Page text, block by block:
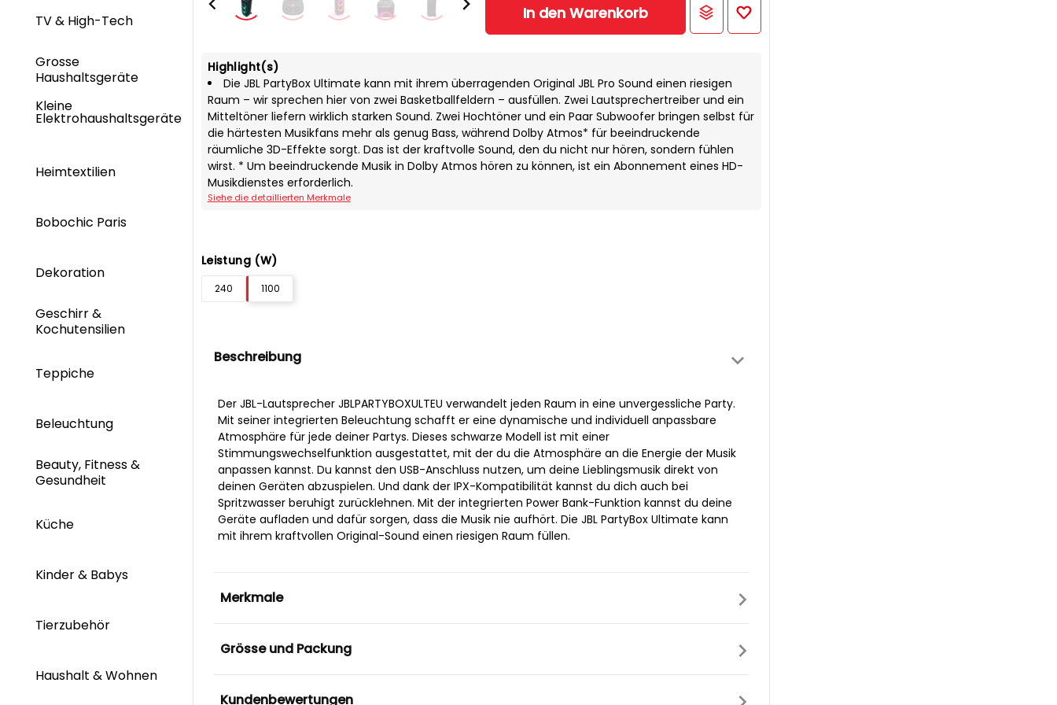
TV & High-Tech
Grosse
Haushaltsgeräte
Kleine
Elektrohaushaltsgeräte
Heimtextilien
Bobochic Paris
Dekoration
Geschirr &
Kochutensilien
Teppiche
Beleuchtung
Beauty, Fitness &
Gesundheit
Küche
Kinder & Babys
Tierzubehör
Haushalt & Wohnen
In den Warenkorb
Highlight(s)
Die JBL PartyBox Ultimate kann mit ihrem überragenden Original JBL Pro Sound einen riesigen
Raum – wir sprechen hier von zwei Basketballfeldern – ausfüllen. Zwei Lautsprechertreiber und ein
Mitteltöner liefern wirklich starken Sound. Zwei Hochtöner und ein Paar Subwoofer bringen selbst für
die härtesten Musikfans mehr als genug Bass, während Dolby Atmos* für beeindruckende
räumliche 3D-Effekte sorgt. Das ist der kraftvolle Sound, den du nicht nur hören, sondern fühlen
wirst. * Um beeindruckende Musik in Dolby Atmos hören zu können, ist ein Abonnement eines HD-
Musikdienstes erforderlich.
Siehe die detaillierten Merkmale
Leistung (W)
240 1100
Beschreibung
Der JBL-Lautsprecher JBLPARTYBOXULTEU verwandelt jeden Raum in eine unvergessliche Party.
Mit seiner integrierten Beleuchtung schafft er eine dynamische und individuell anpassbare
Atmosphäre für jede deiner Partys. Dieses schwarze Modell ist mit einer
Stimmungswechselfunktion ausgestattet, mit der du die Atmosphäre an die Energie der Musik
anpassen kannst. Du kannst den USB-Anschluss nutzen, um deine Lieblingsmusik direkt von
deinen Geräten abzuspielen. Und dank der IPX-Kompatibilität kannst du dich auch bei
Spritzwasser beruhigt zurücklehnen. Mit der integrierten Power Bank-Funktion kannst du deine
Geräte aufladen und dafür sorgen, dass die Musik nie aufhört. Die JBL PartyBox Ultimate kann
mit ihrem kraftvollen Original-Sound einen riesigen Raum füllen.
Merkmale
Grösse und Packung
Kundenbewertungen